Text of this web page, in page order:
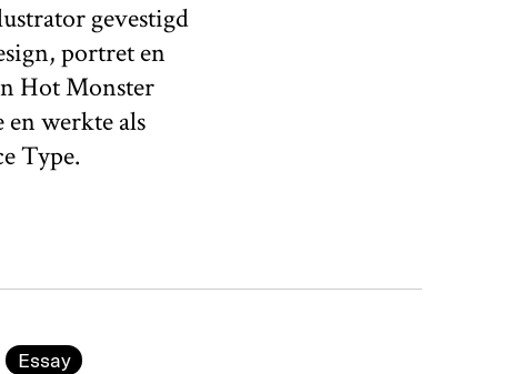
gevestigd
portret en
Hot Monster
en werkte als
Type.
Essay